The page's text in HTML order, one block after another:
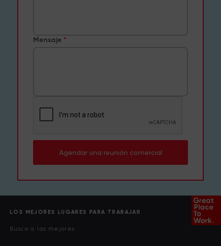
Mensaje
Agendar una reunión comercial
LOS MEJORES LUGARES PARA TRABAJAR
Busca a las mejores